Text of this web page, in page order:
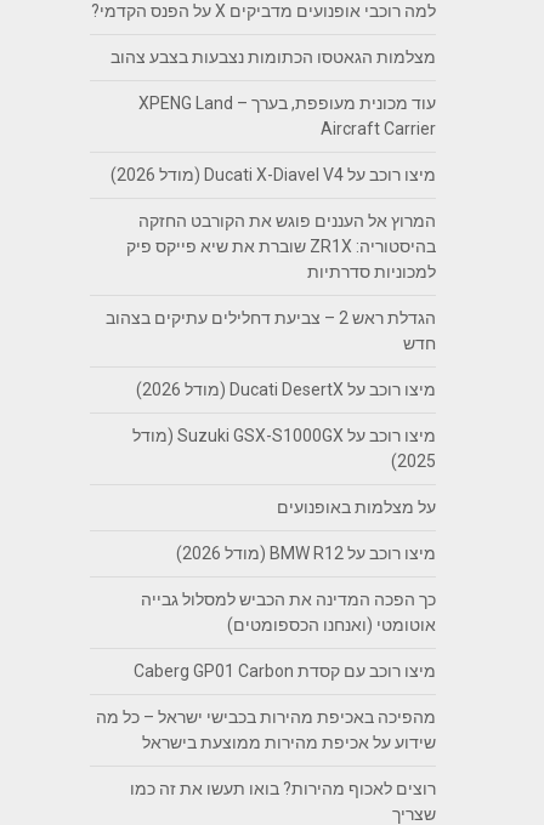
למה רוכבי אופנועים מדביקים X על הפנס הקדמי?
מצלמות הגאטסו הכתומות נצבעות בצבע צהוב
עוד מכונית מעופפת, בערך – XPENG Land
Aircraft Carrier
מיצו רוכב על Ducati X-Diavel V4 (מודל 2026)
המרוץ אל העננים פוגש את הקורבט החזקה
בהיסטוריה: ZR1X שוברת את שיא פייקס פיק
למכוניות סדרתיות
הגדלת ראש 2 – צביעת דחלילים עתיקים בצהוב
חדש
מיצו רוכב על Ducati DesertX (מודל 2026)
מיצו רוכב על Suzuki GSX-S1000GX (מודל
2025)
על מצלמות באופנועים
מיצו רוכב על BMW R12 (מודל 2026)
כך הפכה המדינה את הכביש למסלול גבייה
אוטומטי (ואנחנו הכספומטים)
מיצו רוכב עם קסדת Caberg GP01 Carbon
מהפיכה באכיפת מהירות בכבישי ישראל – כל מה
שידוע על אכיפת מהירות ממוצעת בישראל
רוצים לאכוף מהירות? בואו תעשו את זה כמו
שצריך